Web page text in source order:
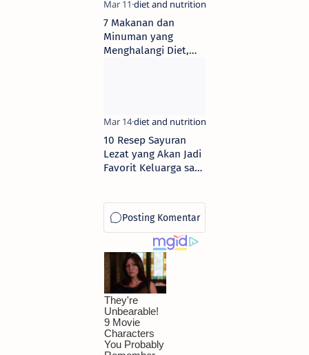
7 Makanan dan
Minuman yang
Menghalangi Diet,
10 Resep Sayuran
Lezat yang Akan Jadi
Favorit Keluarga saat